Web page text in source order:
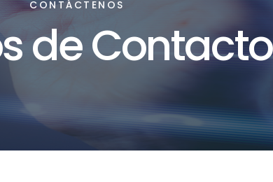
CONTÁCTENOS
de Contacto